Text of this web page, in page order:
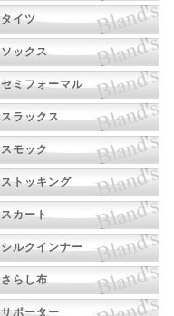
タイツ
ソックス
セミフォーマル
スラックス
スモック
ストッキング
スカート
シルクインナー
さらし布
サポーター